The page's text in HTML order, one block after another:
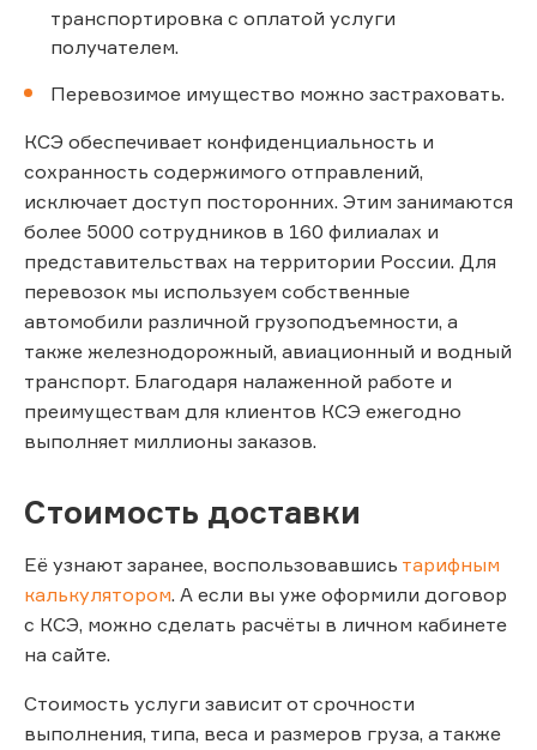
транспортировка с оплатой услуги
получателем.
Перевозимое имущество можно застраховать.
КСЭ обеспечивает конфиденциальность и
сохранность содержимого отправлений,
исключает доступ посторонних. Этим занимаются
более 5000 сотрудников в 160 филиалах и
представительствах на территории России. Для
перевозок мы используем собственные
автомобили различной грузоподъемности, а
также железнодорожный, авиационный и водный
транспорт. Благодаря налаженной работе и
преимуществам для клиентов КСЭ ежегодно
выполняет миллионы заказов.
Стоимость доставки
Её узнают заранее, воспользовавшись тарифным
калькулятором. А если вы уже оформили договор
с КСЭ, можно сделать расчёты в личном кабинете
на сайте.
Стоимость услуги зависит от срочности
выполнения, типа, веса и размеров груза, а также